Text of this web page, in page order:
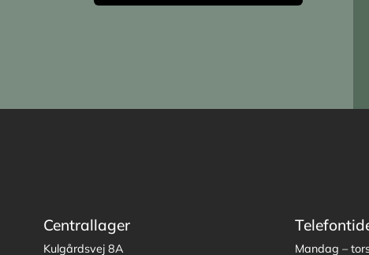
Centrallager
Kulgårdsvej 8A Mandag –